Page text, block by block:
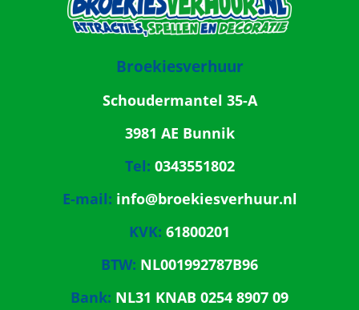
Broekiesverhuur
Schoudermantel 35-A
3981 AE Bunnik
Tel: 0343551802
E-mail: info@broekiesverhuur.nl
KVK: 61800201
BTW: NL001992787B96
Bank: NL31 KNAB 0254 8907 09